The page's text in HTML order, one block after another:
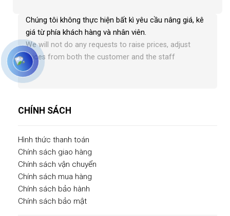
Chúng tôi không thực hiện bất kì yêu cầu nâng giá, kê
giá từ phía khách hàng và nhân viên.
We will not do any requests to raise prices, adjust
prices from both the customer and the staff
CHÍNH SÁCH
Hình thức thanh toán
Chính sách giao hàng
Chính sách vận chuyển
Chính sách mua hàng
Chính sách bảo hành
Chính sách bảo mật